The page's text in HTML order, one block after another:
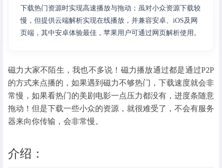
下载热门资源时实现高速播放与拖动；虽对小众资源下载较
慢，但提供云端解析实现在线播放，并兼容安卓、iOS及网
页端，其中安卓体验最佳，苹果用户可通过网页解析使用。
磁力大家不陌生，我也不多说！磁力播放通过都是通过P2P
的方式来点播的，如果遇到磁力不够热门，下载速度就会非
常慢，如果看热门的美剧电影一点压力都没有，进度条随意
拖动！但是下载一些小众的资源，就很难受了，不会有服务
器来向你传输，会非常慢。
介绍：